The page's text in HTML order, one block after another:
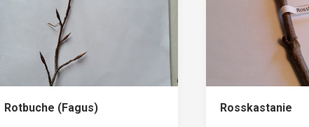
Rotbuche (Fagus) Rosskastanie